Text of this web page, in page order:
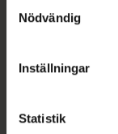
återkalla ditt
lagligheten av
Nödvändig
Inställningar
Statistik
syd till Lappland
datorn. Oavsett